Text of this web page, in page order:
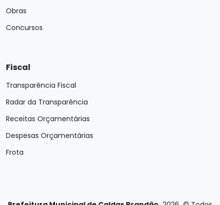
Obras
Concursos
Fiscal
Transparência Fiscal
Radar da Transparência
Receitas Orçamentárias
Despesas Orçamentárias
Frota